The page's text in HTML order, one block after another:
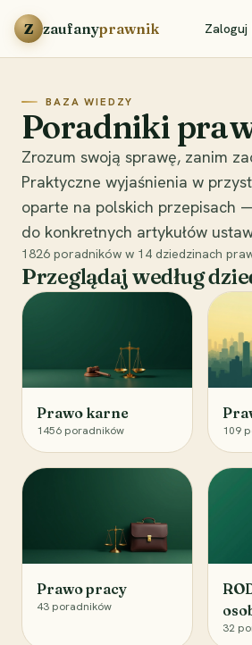
Przejdź do treści
Z zaufanyprawnik Zaloguj
BAZA WIEDZY
Poradniki
Zrozum swoją sprawę, zanim
Praktyczne wyjaśnienia w
oparte na polskich przepisach
do konkretnych artykułów
1826 poradników w 14 dziedzinach
Przeglądaj według
Prawo karne
1456 poradników 109
Prawo pracy
43 poradników
32